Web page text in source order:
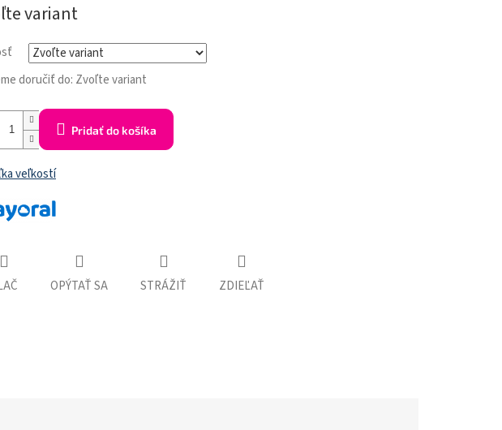
variant
doručiť do: Zvoľte variant
Pridať do košíka
veľkostí
OPÝTAŤ SA STRÁŽIŤ ZDIEĽAŤ